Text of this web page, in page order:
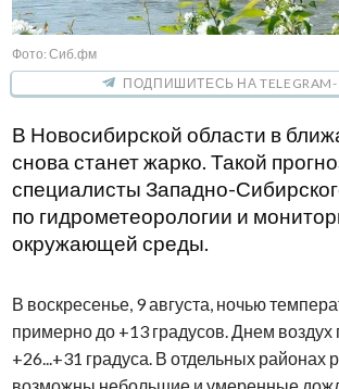
Фото: Сиб.фм
ПОДПИШИТЕСЬ НА
В Новосибирской области в
снова станет жарко. Такой
специалисты Западно-
по гидрометеорологии и
окружающей среды.
В воскресенье, 9 августа, ночью
примерно до +13 градусов. Днем воздух
+26...+31 градуса. В отдельных районах